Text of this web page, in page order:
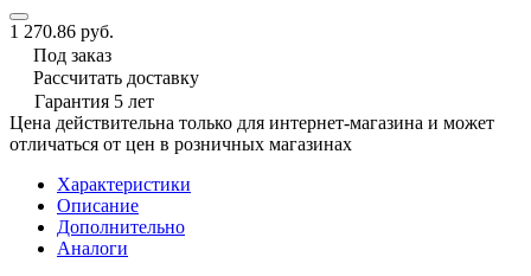
1 270.86 руб.
Под заказ
Рассчитать доставку
Гарантия 5 лет
Цена действительна только для интернет-магазина и может
отличаться от цен в розничных магазинах
Характеристики
Описание
Дополнительно
Аналоги